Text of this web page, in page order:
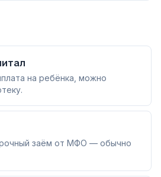
на ребёнка, можно
заём от МФО — обычно